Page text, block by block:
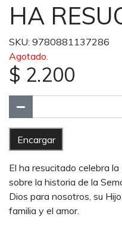
HA
SKU: 9780881137286
Agotado.
$ 2.200
Encargar
El ha resucitado celebra
sobre la historia de la
Dios para nosotros, su
familia y el amor.